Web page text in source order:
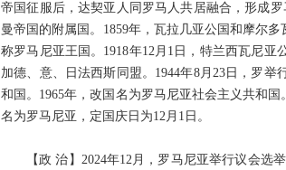
帝国征服后，达契亚人同罗马人共居融合，形成
曼帝国的附属国。1859年，瓦拉几亚公国和摩尔
称罗马尼亚王国。1918年12月1日，特兰西瓦尼
加德、意、日法西斯同盟。1944年8月23日，罗举
和国。1965年，改国名为罗马尼亚社会主义共和
名为罗马尼亚，定国庆日为12月1日。
【政 治】2024年12月，罗马尼亚举行议会选